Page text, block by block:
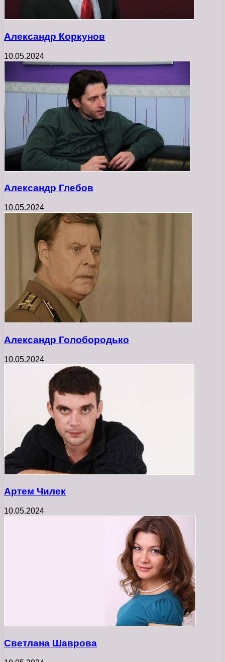
Александр Коркунов
10.05.2024
Александр Глебов
10.05.2024
Александр Голобородько
10.05.2024
Артем Чилек
10.05.2024
Светлана Шаврова